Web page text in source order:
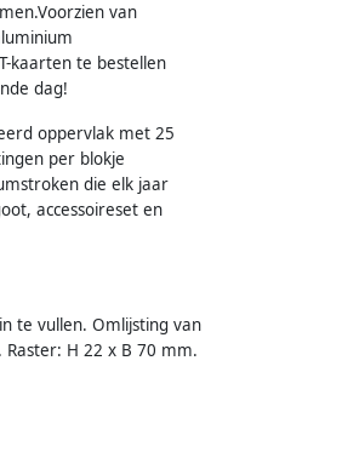
van
kaarten te bestellen
dag!
oppervlak met 25
per blokje
die elk jaar
accessoireset en
te vullen. Omlijsting van
H 22 x B 70 mm.